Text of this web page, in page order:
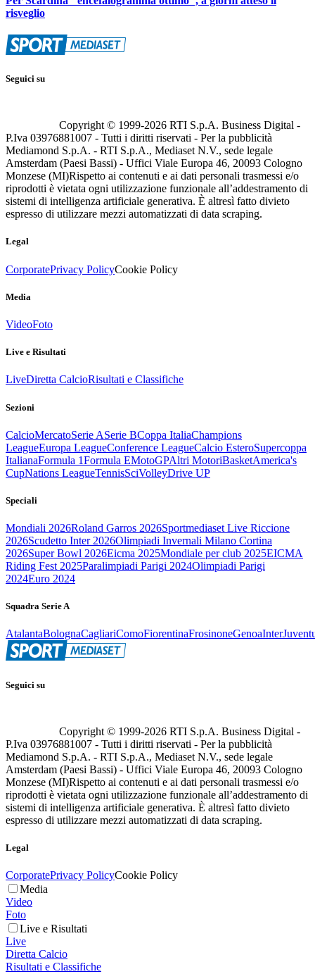
risveglio
Seguici su
Copyright © 1999-2026 RTI S.p.A. Business Digital -
P.Iva 03976881007 - Tutti i diritti riservati - Per la pubblicità
Mediamond S.p.A. - RTI S.p.A., Mediaset N.V., sede legale
Amsterdam (Paesi Bassi) - Uffici Viale Europa 46, 20093 Cologno
Monzese (MI)Rispetto ai contenuti e ai dati personali trasmessi e/o
riprodotti è vietata ogni utilizzazione funzionale all’addestramento di
sistemi di intelligenza artificiale generativa. È altresì fatto divieto
espresso di utilizzare mezzi automatizzati di data scraping.
Legal
CorporatePrivacy PolicyCookie Policy
Media
VideoFoto
Live e Risultati
LiveDiretta CalcioRisultati e Classifiche
Sezioni
CalcioMercatoSerie ASerie BCoppa ItaliaChampions
LeagueEuropa LeagueConference LeagueCalcio EsteroSupercoppa
ItalianaFormula 1Formula EMotoGPAltri MotoriBasketAmerica's
CupNations LeagueTennisSciVolleyDrive UP
Speciali
Mondiali 2026Roland Garros 2026Sportmediaset Live Riccione
2026Scudetto Inter 2026Olimpiadi Invernali Milano Cortina
2026Super Bowl 2026Eicma 2025Mondiale per club 2025EICMA
Riding Fest 2025Paralimpiadi Parigi 2024Olimpiadi Parigi
2024Euro 2024
Squadra Serie A
AtalantaBolognaCagliariComoFiorentinaFrosinoneGenoaInter
Seguici su
Copyright © 1999-2026 RTI S.p.A. Business Digital -
P.Iva 03976881007 - Tutti i diritti riservati - Per la pubblicità
Mediamond S.p.A. - RTI S.p.A., Mediaset N.V., sede legale
Amsterdam (Paesi Bassi) - Uffici Viale Europa 46, 20093 Cologno
Monzese (MI)Rispetto ai contenuti e ai dati personali trasmessi e/o
riprodotti è vietata ogni utilizzazione funzionale all’addestramento di
sistemi di intelligenza artificiale generativa. È altresì fatto divieto
espresso di utilizzare mezzi automatizzati di data scraping.
Legal
CorporatePrivacy PolicyCookie Policy
Media
Video
Foto
Live e Risultati
Live
Diretta Calcio
Risultati e Classifiche